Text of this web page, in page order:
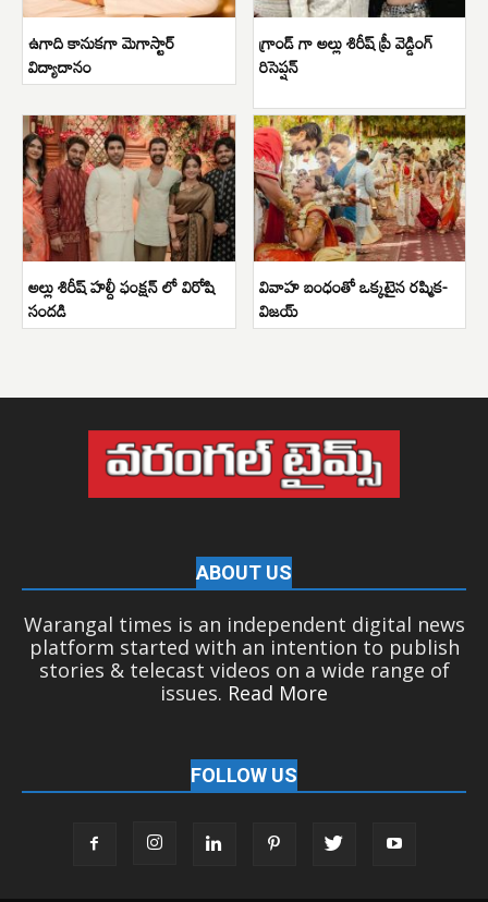
ఉగాది కానుకగా మెగాస్టార్
విద్యాదానం
గ్రాండ్ గా అల్లు శిరీష్ ప్రీ వెడ్డింగ్
రిసెప్షన్
అల్లు శిరీష్ హల్దీ ఫంక్షన్ లో విరోషి
సందడి
వివాహ బంధంతో ఒక్కటైన రష్మిక-
విజయ్
ABOUT US
Warangal times is an independent digital news
platform started with an intention to publish
stories & telecast videos on a wide range of
issues. Read More
FOLLOW US